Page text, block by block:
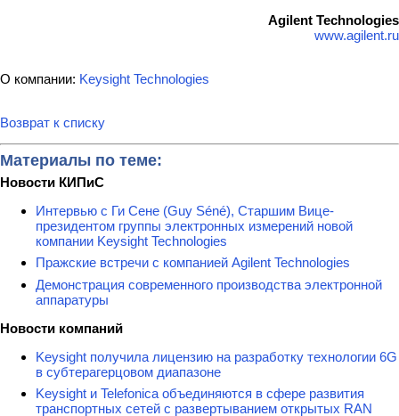
Agilent Technologies
www.agilent.ru
О компании: Keysight Technologies
Возврат к списку
Материалы по теме:
Новости КИПиС
Интервью с Ги Сене (Guy Séné), Старшим Вице-
президентом группы электронных измерений новой
компании Keysight Technologies
Пражские встречи с компанией Agilent Technologies
Демонстрация современного производства электронной
аппаратуры
Новости компаний
Keysight получила лицензию на разработку технологии 6G
в субтерагерцовом диапазоне
Keysight и Telefonica объединяются в сфере развития
транспортных сетей с развертыванием открытых RAN